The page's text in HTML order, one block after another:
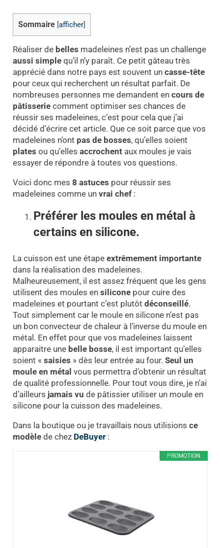
Sommaire afficher]
Réaliser de belles madeleines n’est pas un challenge
aussi simplequ’il n’y paraît. Ce petit gâteau très
apprécié dans notre pays est souvent un casse-tête
pour ceux qui recherchent un résultat parfait. De
nombreuses personnes me demandent en cours de
pâtisseriecomment optimiser ses chances de
réussir ses madeleines, c’est pour cela que j’ai
décidé d’écrire cet article. Que ce soit parce que vos
madeleines n’ont pas de bosses, qu’elles soient
plates ou qu’elles accrochentaux moules je vais
essayer de répondre à toutes vos questions.
Voici donc mes 8 astuces pour réussir ses
madeleines comme un vrai chef:
Préférer les moules en métal à
certains en silicone.
La cuisson est une étape extrêmement importante
dans la réalisation des madeleines.
Malheureusement, il est assez fréquent que les gens
utilisent des moules en siliconepour cuire des
madeleines et pourtant c’est plutôt déconseillé.
Tout simplement car le moule en silicone n’est pas
un bon convecteur de chaleur à l’inverse du moule en
métal. En effet pour que vos madeleines laissent
apparaitre une belle bosse, il est important qu’elles
soient « saisies » dès leur entrée au four. Seul un
moule en métal vous permettra d’obtenir un résultat
de qualité professionnelle. Pour tout vous dire, je n’ai
d’ailleurs jamais vu de pâtissier utiliser un moule en
silicone pour la cuisson des madeleines.
Dans la boutique ou je travaillais nous utilisions ce
modèlede chez DeBuyer:
PROMOTION